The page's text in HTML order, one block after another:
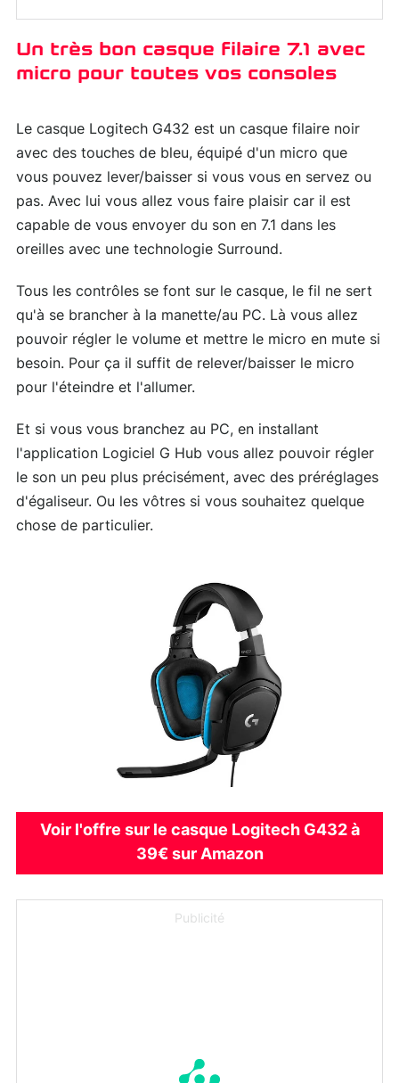
Un très bon casque filaire 7.1 avec
micro pour toutes vos consoles
Le casque Logitech G432 est un casque filaire noir
avec des touches de bleu, équipé d'un micro que
vous pouvez lever/baisser si vous vous en servez ou
pas. Avec lui vous allez vous faire plaisir car il est
capable de vous envoyer du son en 7.1 dans les
oreilles avec une technologie Surround.
Tous les contrôles se font sur le casque, le fil ne sert
qu'à se brancher à la manette/au PC. Là vous allez
pouvoir régler le volume et mettre le micro en mute si
besoin. Pour ça il suffit de relever/baisser le micro
pour l'éteindre et l'allumer.
Et si vous vous branchez au PC, en installant
l'application Logiciel G Hub vous allez pouvoir régler
le son un peu plus précisément, avec des préréglages
d'égaliseur. Ou les vôtres si vous souhaitez quelque
chose de particulier.
Voir l'offre sur le casque Logitech G432 à
39€ sur Amazon
Publicité